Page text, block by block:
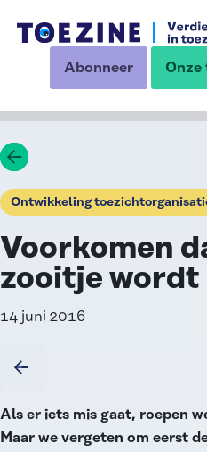
Ga naar de inhoud
Abonneer
op onze nieuwsbrief
Onze
Ga terug
Ontwikkeling
Voorkomen
zooitje wordt
14 juni 2016
Als er iets mis gaat, roepen
Maar we vergeten om eerst